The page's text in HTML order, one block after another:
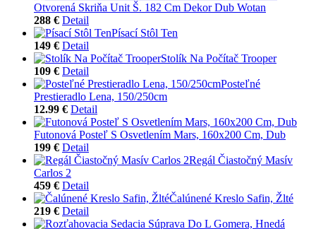
Otvorená Skriňa Unit Š. 182 Cm Dekor Dub Wotan
288 € Detail
Písací Stôl Ten
149 € Detail
Stolík Na Počítač Trooper
109 € Detail
Posteľné
Prestieradlo Lena, 150/250cm
12.99 € Detail
Futonová Posteľ S Osvetlením Mars, 160x200 Cm, Dub
199 € Detail
Regál Čiastočný Masív
Carlos 2
459 € Detail
Čalúnené Kreslo Safin, Žlté
219 € Detail